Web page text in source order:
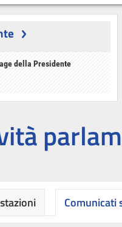
della Presidente
Comunicati